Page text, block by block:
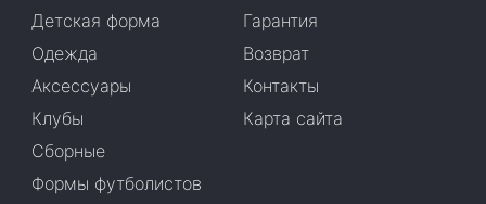
Детская форма
Одежда
Аксессуары
Клубы
Сборные
Формы футболистов
Гарантия
Возврат
Контакты
Карта сайта